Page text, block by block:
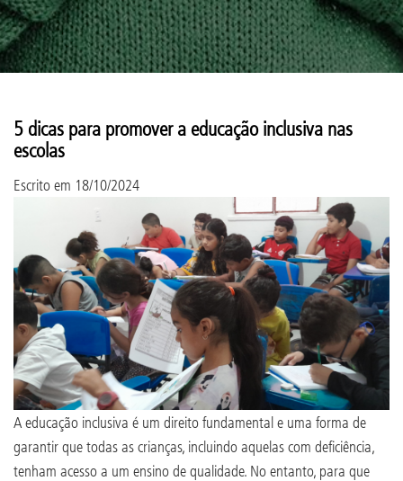
5 dicas para promover a educação inclusiva nas
escolas
Escrito em 18/10/2024
A educação inclusiva é um direito fundamental e uma forma de
garantir que todas as crianças, incluindo aquelas com deficiência,
tenham acesso a um ensino de qualidade. No entanto, para que